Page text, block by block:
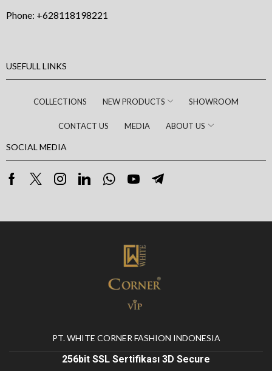
Phone: +628118198221
USEFULL LINKS
COLLECTIONS NEW PRODUCTS SHOWROOM
CONTACT US MEDIA ABOUT US
SOCIAL MEDIA
PT. WHITE CORNER FASHION INDONESIA
256bit SSL Sertifikası 3D Secure